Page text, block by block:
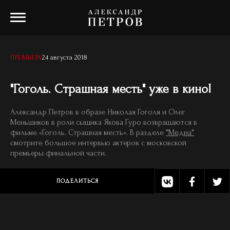
ПРЕМЬЕРА24 августа 2018
"Гоголь. Страшная месть" уже в кино!
Александр Петров в образе Николая Гоголя и Олег
Меньшиков в роли сыщика Якова Гуро возвращаются в
фильме «Гоголь. Страшная месть». В разделе "Медиа"
смотрите большое интервью актеров с московской
премьеры финальной части.
ПОДЕЛИТЬСЯ